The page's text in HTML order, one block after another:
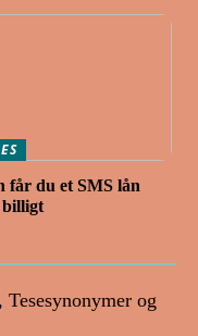
får du et SMS lån
og